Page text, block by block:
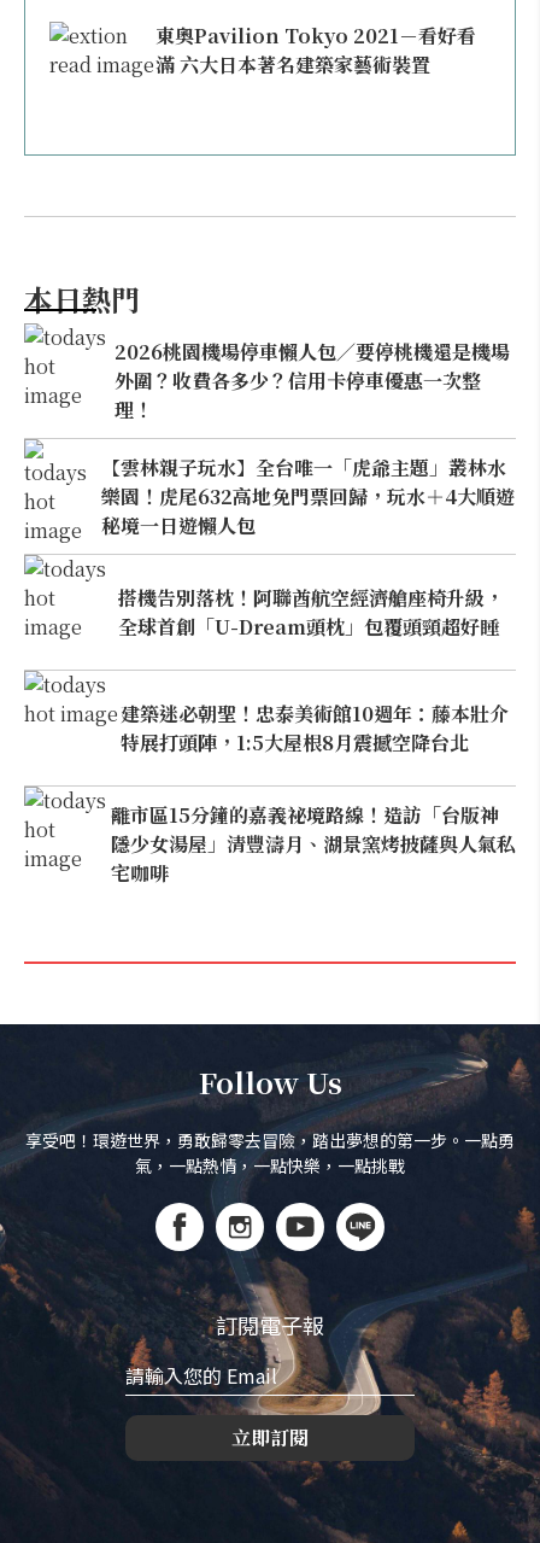
東奧Pavilion Tokyo 2021－看好看
滿 六大日本著名建築家藝術裝置
本日熱門
2026桃園機場停車懶人包／要停桃機還是機場
外圍？收費各多少？信用卡停車優惠一次整
理！
【雲林親子玩水】全台唯一「虎爺主題」叢林水
樂園！虎尾632高地免門票回歸，玩水＋4大順遊
秘境一日遊懶人包
搭機告別落枕！阿聯酋航空經濟艙座椅升級，
全球首創「U-Dream頭枕」包覆頭頸超好睡
建築迷必朝聖！忠泰美術館10週年：藤本壯介
特展打頭陣，1:5大屋根8月震撼空降台北
離市區15分鐘的嘉義祕境路線！造訪「台版神
隱少女湯屋」清豐濤月、湖景窯烤披薩與人氣私
宅咖啡
Follow Us
享受吧！環遊世界，勇敢歸零去冒險，踏出夢想的第一步。一點勇
氣，一點熱情，一點快樂，一點挑戰
訂閱電子報
立即訂閱